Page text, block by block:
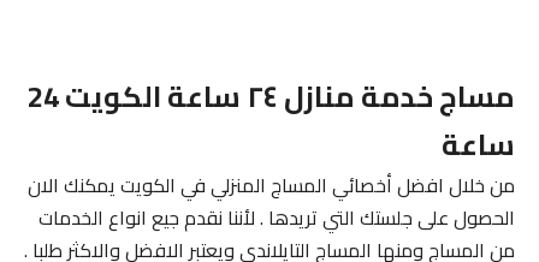
مساج خدمة منازل ٢٤ ساعة الكويت 24
ساعة
من خلال افضل أخصائي المساج المنزلي في الكويت يمكنك الان
الحصول على جلستك التي تريدها . لأننا نقدم جيع انواع الخدمات
من المساج ومنها المساج التايلاندي ويعتبر الافضل والاكثر طلبا .